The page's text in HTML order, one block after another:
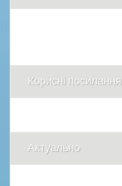
Корисні посилання
Актуально